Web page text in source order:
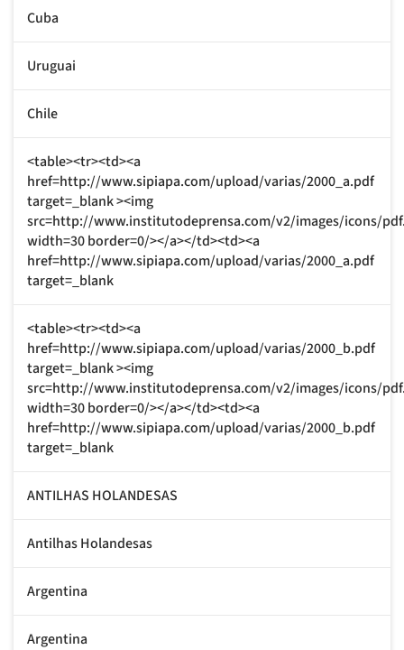
Cuba
Uruguai
Chile
<table><tr><td><a
href=http://www.sipiapa.com/upload/varias/2000_a.pdf
target=_blank ><img
src=http://www.institutodeprensa.com/v2/images/icons/
width=30 border=0/></a></td><td><a
href=http://www.sipiapa.com/upload/varias/2000_a.pdf
target=_blank
<table><tr><td><a
href=http://www.sipiapa.com/upload/varias/2000_b.pdf
target=_blank ><img
src=http://www.institutodeprensa.com/v2/images/icons/
width=30 border=0/></a></td><td><a
href=http://www.sipiapa.com/upload/varias/2000_b.pdf
target=_blank
ANTILHAS HOLANDESAS
Antilhas Holandesas
Argentina
Argentina